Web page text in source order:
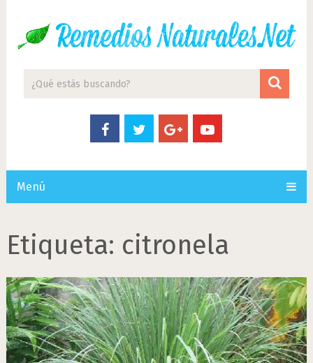
Menú
Etiqueta: citronela